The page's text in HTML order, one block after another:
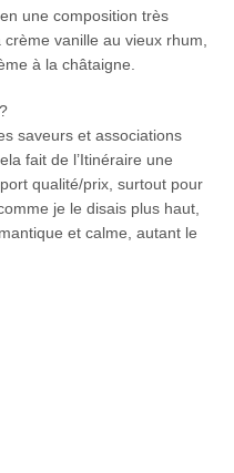
une composition très
vanille au vieux rhum,
à la châtaigne.
saveurs et associations
fait de l’Itinéraire une
qualité/prix, surtout pour
je le disais plus haut,
et calme, autant le